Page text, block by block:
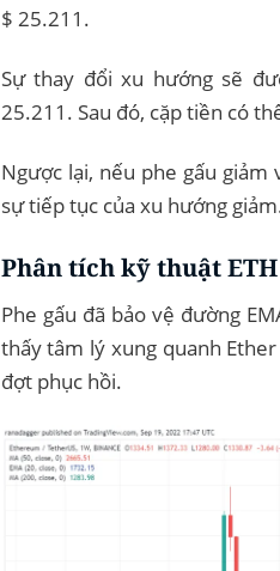
$ 25.211.
Sự thay đổi xu hướng sẽ
25.211. Sau đó, cặp tiền có
Ngược lại, nếu phe gấu
sự tiếp tục của xu hướng
Phân tích kỹ thuật ETH
Phe gấu đã bảo vệ đường
thấy tâm lý xung quanh
đợt phục hồi.